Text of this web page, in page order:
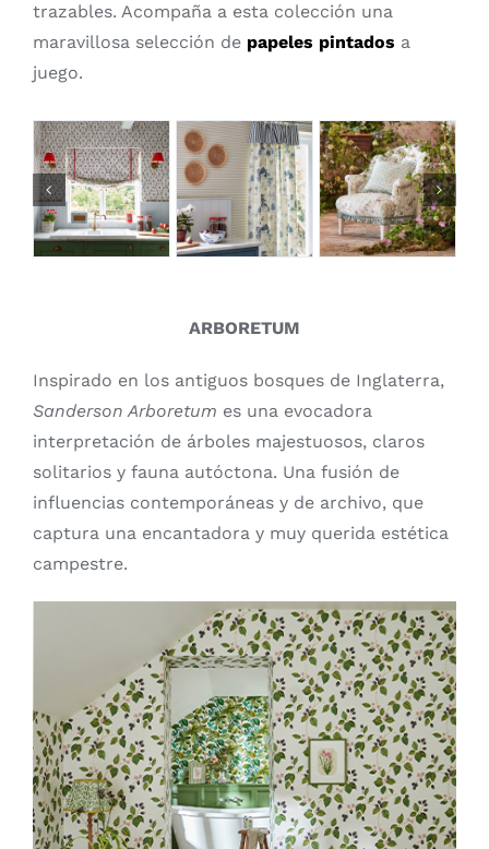
trazables. Acompaña a esta colección una
maravillosa selección de papeles pintados a
juego.
ARBORETUM
Inspirado en los antiguos bosques de Inglaterra,
Sanderson Arboretum es una evocadora
interpretación de árboles majestuosos, claros
solitarios y fauna autóctona. Una fusión de
influencias contemporáneas y de archivo, que
captura una encantadora y muy querida estética
campestre.